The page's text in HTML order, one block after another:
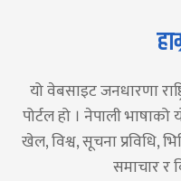
यो वेबसाइट जनधारणा
पोर्टल हो । नेपाली भाषाको
खेल, विश्व, सूचना प्रविधि,
समाचार र